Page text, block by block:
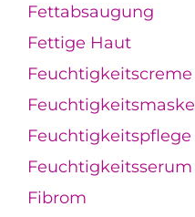
Fettabsaugung
Fettige Haut
Feuchtigkeitscreme
Feuchtigkeitsmaske
Feuchtigkeitspflege
Feuchtigkeitsserum
Fibrom